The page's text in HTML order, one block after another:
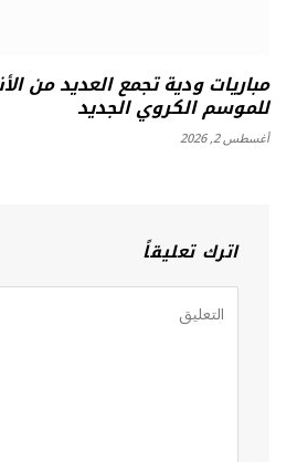
مباريات ودية تجمع العديد من
للموسم الكروي الجديد
أغسطس 2, 2026
اترك تعليقاً